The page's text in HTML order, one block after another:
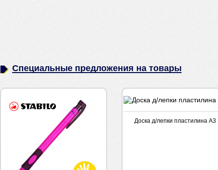
Специальные предложения на товары
Доска д/лепки пластилина А3